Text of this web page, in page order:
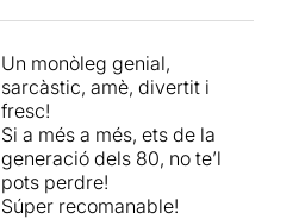
Un monòleg genial,
sarcàstic, amè, divertit i
fresc!
Si a més a més, ets de la
generació dels 80, no te’l
pots perdre!
Súper recomanable!